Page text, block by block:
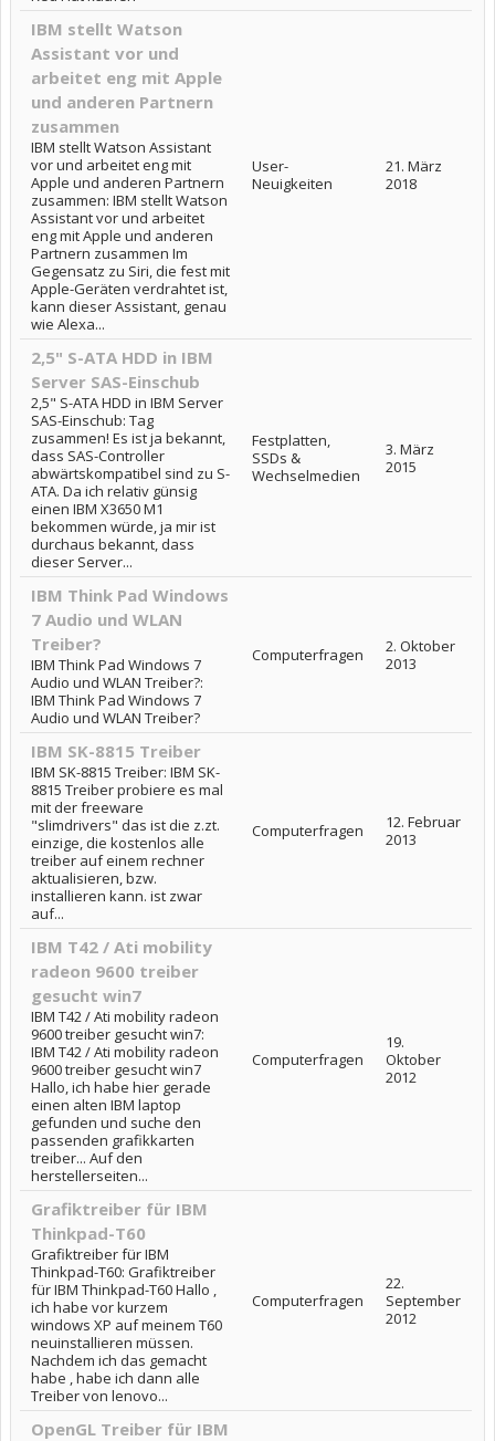
IBM stellt Watson
Assistant vor und
arbeitet eng mit Apple
und anderen Partnern
zusammen
IBM stellt Watson Assistant
vor und arbeitet eng mit
Apple und anderen Partnern
zusammen: IBM stellt Watson
Assistant vor und arbeitet
eng mit Apple und anderen
Partnern zusammen Im
Gegensatz zu Siri, die fest mit
Apple-Geräten verdrahtet ist,
kann dieser Assistant, genau
wie Alexa...
User-
Neuigkeiten
21. März
2018
2,5" S-ATA HDD in IBM
Server SAS-Einschub
2,5" S-ATA HDD in IBM Server
SAS-Einschub: Tag
zusammen! Es ist ja bekannt,
dass SAS-Controller
abwärtskompatibel sind zu S-
ATA. Da ich relativ günsig
einen IBM X3650 M1
bekommen würde, ja mir ist
durchaus bekannt, dass
dieser Server...
Festplatten,
SSDs &
Wechselmedien
3. März
2015
IBM Think Pad Windows
7 Audio und WLAN
Treiber?
IBM Think Pad Windows 7
Audio und WLAN Treiber?:
IBM Think Pad Windows 7
Audio und WLAN Treiber?
Computerfragen
2. Oktober
2013
IBM SK-8815 Treiber
IBM SK-8815 Treiber: IBM SK-
8815 Treiber probiere es mal
mit der freeware
"slimdrivers" das ist die z.zt.
einzige, die kostenlos alle
treiber auf einem rechner
aktualisieren, bzw.
installieren kann. ist zwar
auf...
Computerfragen
12. Februar
2013
IBM T42 / Ati mobility
radeon 9600 treiber
gesucht win7
IBM T42 / Ati mobility radeon
9600 treiber gesucht win7:
IBM T42 / Ati mobility radeon
9600 treiber gesucht win7
Hallo, ich habe hier gerade
einen alten IBM laptop
gefunden und suche den
passenden grafikkarten
treiber... Auf den
herstellerseiten...
Computerfragen
19.
Oktober
2012
Grafiktreiber für IBM
Thinkpad-T60
Grafiktreiber für IBM
Thinkpad-T60: Grafiktreiber
für IBM Thinkpad-T60 Hallo ,
ich habe vor kurzem
windows XP auf meinem T60
neuinstallieren müssen.
Nachdem ich das gemacht
habe , habe ich dann alle
Treiber von lenovo...
Computerfragen
22.
September
2012
OpenGL Treiber für IBM